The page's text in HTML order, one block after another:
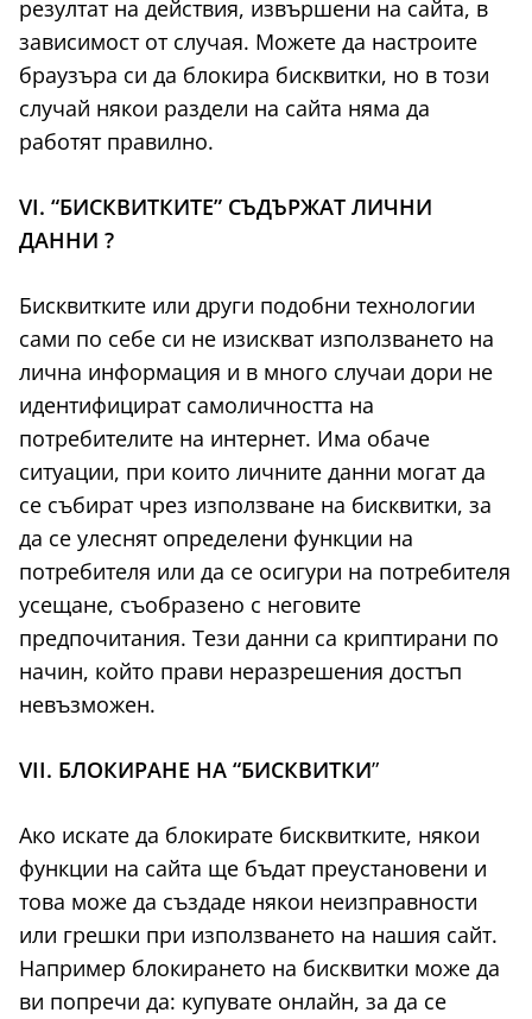
резултат на действия, извършени на сайта, в
зависимост от случая. Можете да настроите
браузъра си да блокира бисквитки, но в този
случай някои раздели на сайта няма да
работят правилно.
VI. “БИСКВИТКИТЕ” СЪДЪРЖАТ ЛИЧНИ
ДАННИ ?
Бисквитките или други подобни технологии
сами по себе си не изискват използването на
лична информация и в много случаи дори не
идентифицират самоличността на
потребителите на интернет. Има обаче
ситуации, при които личните данни могат да
се събират чрез използване на бисквитки, за
да се улеснят определени функции на
потребителя или да се осигури на потребителя
усещане, съобразено с неговите
предпочитания. Тези данни са криптирани по
начин, който прави неразрешения достъп
невъзможен.
VII. БЛОКИРАНЕ НА “БИСКВИТКИ”
Ако искате да блокирате бисквитките, някои
функции на сайта ще бъдат преустановени и
това може да създаде някои неизправности
или грешки при използването на нашия сайт.
Например блокирането на бисквитки може да
ви попречи да: купувате онлайн, за да се